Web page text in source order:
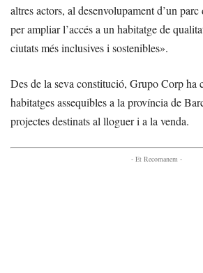
altres actors, al desenvolupament d’un parc
per ampliar l’accés a un habitatge de
ciutats més inclusives i sostenibles».
Des de la seva constitució, Grupo Corp ha
habitatges assequibles a la província de
projectes destinats al lloguer i a la venda.
- Et Recomanem -